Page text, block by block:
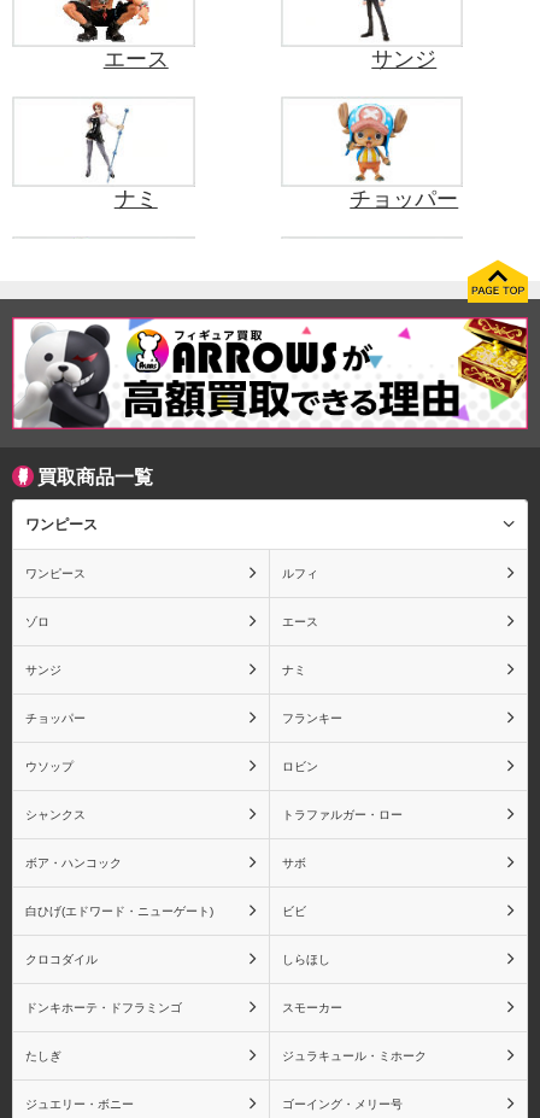
エース サンジ
ナミ チョッパー
フランキー ウソップ
ロビン
トラファルガー・ロー
白ひげ(エドワード・ニュ
ーゲート)
ビビ
ドンキホーテ・ドフラミ
買取商品一覧
ワンピース
ワンピース ルフィ
ゾロ エース
サンジ ナミ
チョッパー フランキー
ウソップ ロビン
シャンクス トラファルガー・ロー
ボア・ハンコック サボ
白ひげ(エドワード・ニューゲート) ビビ
クロコダイル しらほし
ドンキホーテ・ドフラミンゴ スモーカー
たしぎ ジュラキュール・ミホーク
ジュエリー・ボニー ゴーイング・メリー号